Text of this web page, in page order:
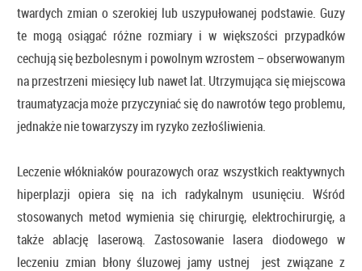
twardych zmian o szerokiej lub uszypułowanej podstawie. Guzy
te mogą osiągać różne rozmiary i w większości przypadków
cechują się bezbolesnym i powolnym wzrostem – obserwowanym
na przestrzeni miesięcy lub nawet lat. Utrzymująca się miejscowa
traumatyzacja może przyczyniać się do nawrotów tego problemu,
jednakże nie towarzyszy im ryzyko zezłośliwienia.
Leczenie włókniaków pourazowych oraz wszystkich reaktywnych
hiperplazji opiera się na ich radykalnym usunięciu. Wśród
stosowanych metod wymienia się chirurgię, elektrochirurgię, a
także ablację laserową. Zastosowanie lasera diodowego w
leczeniu zmian błony śluzowej jamy ustnej jest związane z